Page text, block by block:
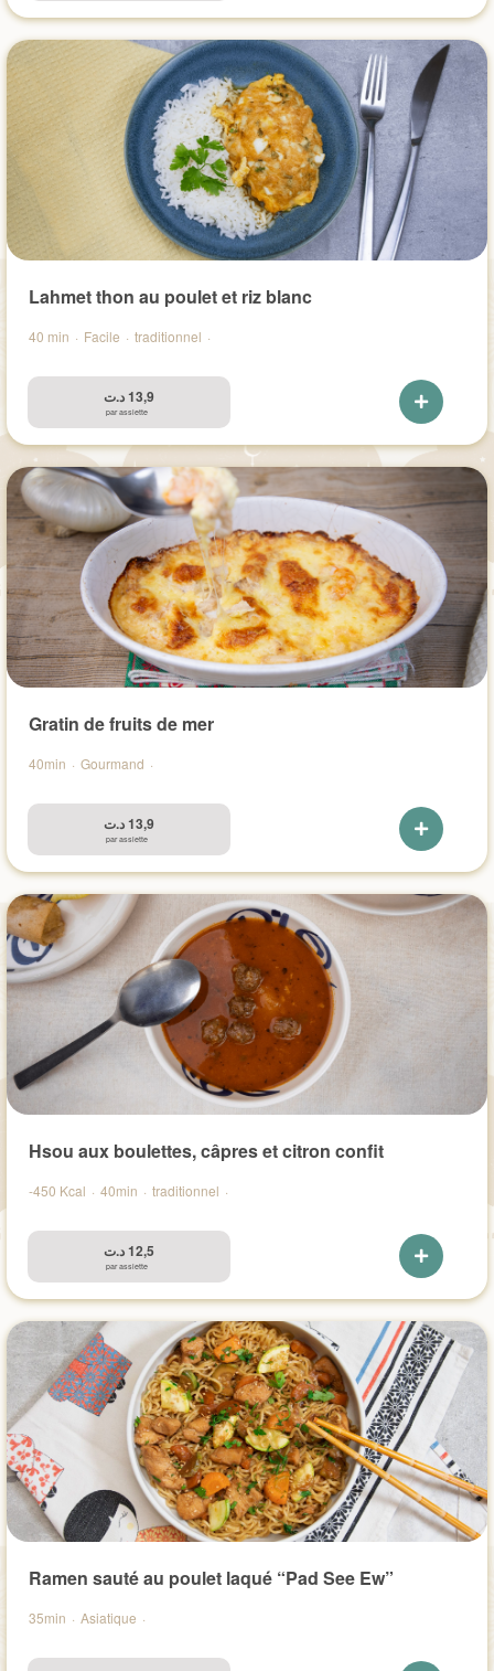
Lahmet thon au poulet et riz blanc
40 min · Facile · traditionnel ·
13,9د.ت
par assiette
Gratin de fruits de mer
40min · Gourmand ·
13,9د.ت
par assiette
Hsou aux boulettes, câpres et citron confit
-450 Kcal · 40min · traditionnel ·
12,5د.ت
par assiette
Ramen sauté au poulet laqué “Pad See Ew”
35min · Asiatique ·